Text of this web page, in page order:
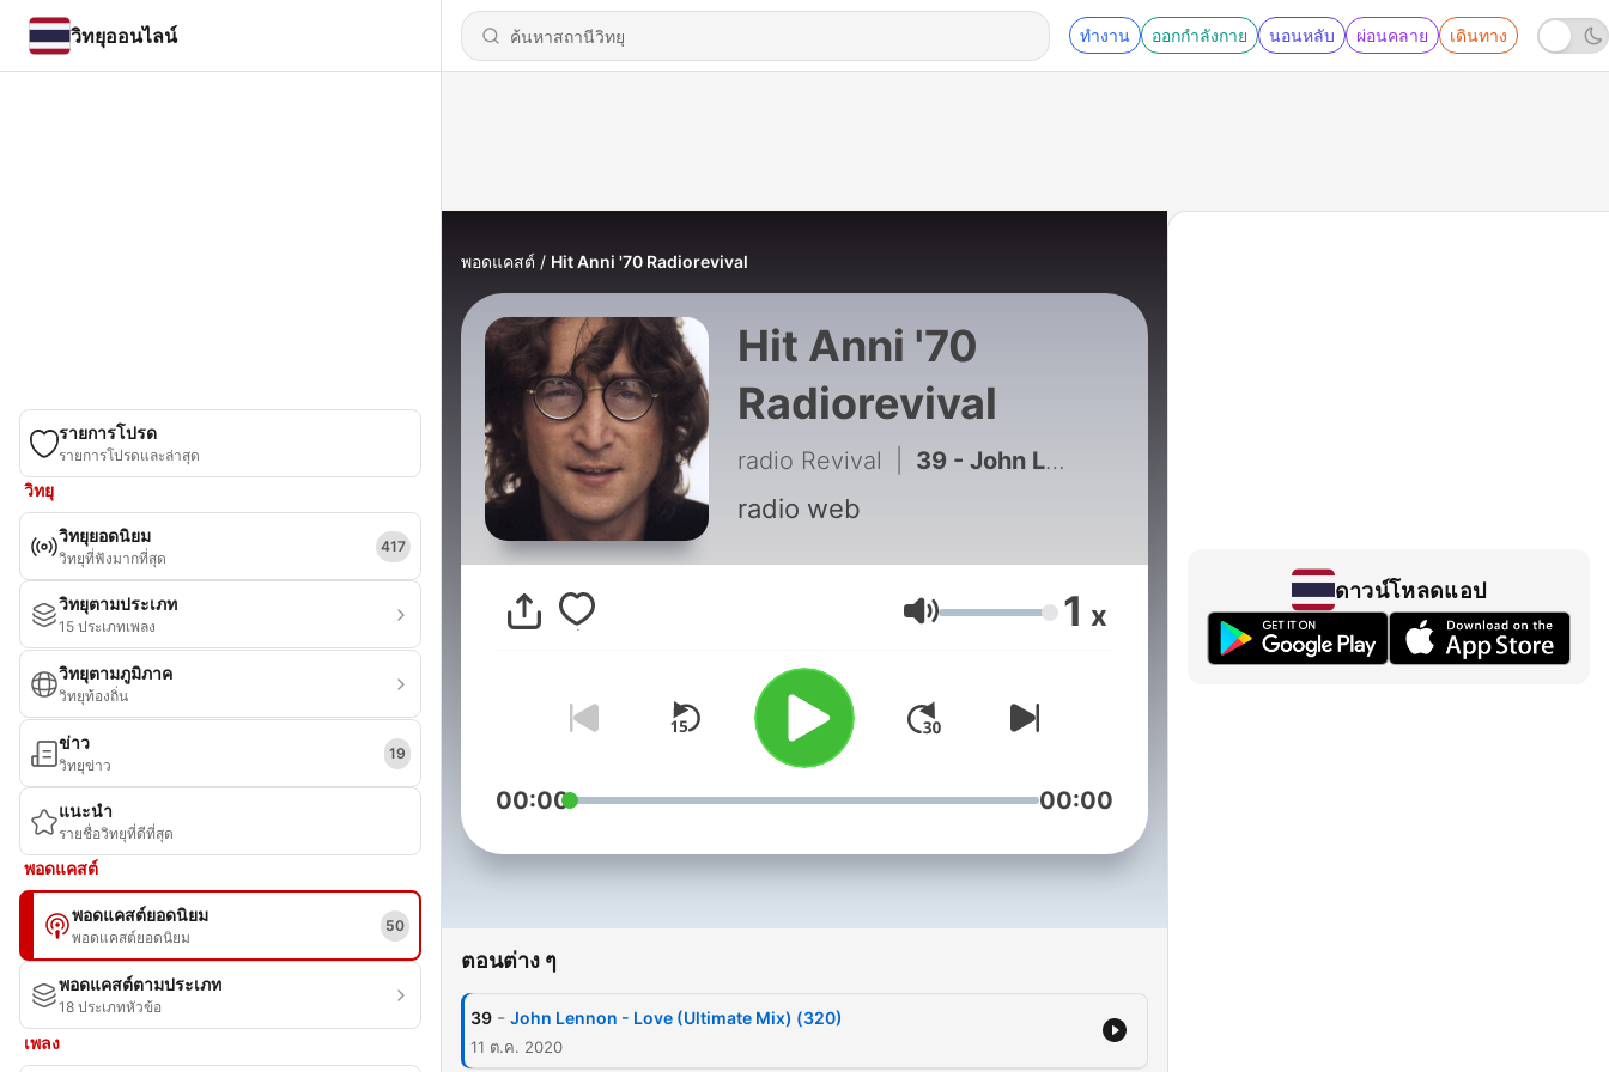
วิทยุออนไลน์ ทำงาน ออกกำลังกาย นอนหลับ ผ่อนคลาย เดินทาง
รายการโปรด
รายการโปรดและล่าสุด
วิทยุ
วิทยุยอดนิยม
วิทยุที่ฟังมากที่สุด
417
วิทยุตามประเภท
15 ประเภทเพลง
วิทยุตามภูมิภาค
วิทยุท้องถิ่น
ข่าว
วิทยุข่าว
19
แนะนำ
รายชื่อวิทยุที่ดีที่สุด
พอดแคสต์
พอดแคสต์ยอดนิยม
พอดแคสต์ยอดนิยม
50
พอดแคสต์ตามประเภท
18 ประเภทหัวข้อ
เพลง
พอดแคสต์ Hit Anni '70 Radiorevival
Hit Anni '70
Radiorevival
radio Revival 39 - John Lennon - Love (Ultimate Mix) (320)
radio web
ระดับเสียง 1 x
00:00 00:00
ตอนต่าง ๆ
39 - John Lennon - Love (Ultimate Mix) (320)
11 ต.ค. 2020
ดาวน์โหลดแอป